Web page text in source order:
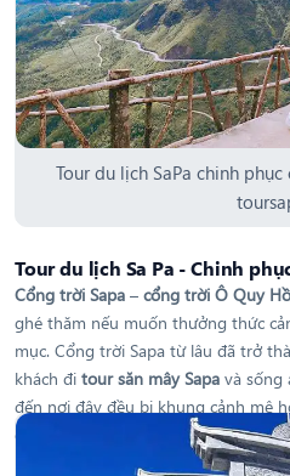
Tour du lịch SaPa chinh
Tour du lịch Sa Pa - Chinh
Cổng trời Sapa – cổng trời Ô Quy Hồ
ghé thăm nếu muốn thưởng thức
mục. Cổng trời Sapa từ lâu đã trở
khách đi tour săn mây Sapa và sống
đến nơi đây đều bị khung cảnh mê
dàng nhìn thấy các đỉnh núi nhấp
lưu luyến điều gì đó. Tất cả hòa